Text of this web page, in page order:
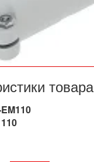
товара
110